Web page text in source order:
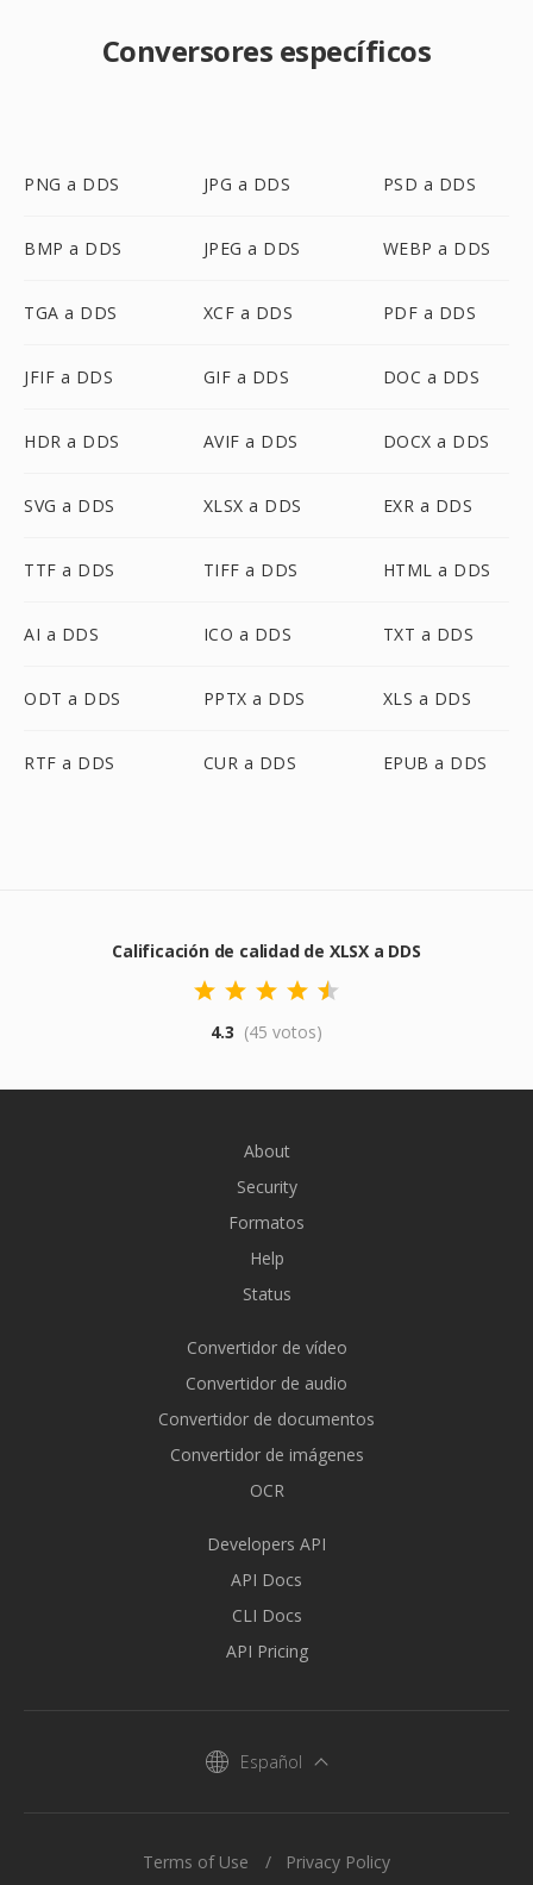
Conversores específicos
PNG a DDS JPG a DDS PSD a DDS
BMP a DDS JPEG a DDS WEBP a DDS
TGA a DDS XCF a DDS PDF a DDS
JFIF a DDS GIF a DDS DOC a DDS
HDR a DDS AVIF a DDS DOCX a DDS
SVG a DDS XLSX a DDS EXR a DDS
TTF a DDS TIFF a DDS HTML a DDS
AI a DDS ICO a DDS TXT a DDS
ODT a DDS PPTX a DDS XLS a DDS
RTF a DDS CUR a DDS EPUB a DDS
Calificación de calidad de XLSX a DDS
4.3 (45 votos)
About
Security
Formatos
Help
Status
Convertidor de vídeo
Convertidor de audio
Convertidor de documentos
Convertidor de imágenes
OCR
Developers API
API Docs
CLI Docs
API Pricing
Español
Terms of Use Privacy Policy